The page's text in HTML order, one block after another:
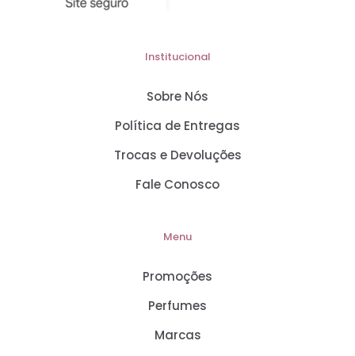
Institucional
Sobre Nós
Política de Entregas
Trocas e Devoluções
Fale Conosco
Menu
Promoções
Perfumes
Marcas